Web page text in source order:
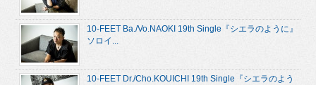
10-FEET Ba./Vo.NAOKI 19th Single『シエラのように』
ソロイ...
10-FEET Dr./Cho.KOUICHI 19th Single『シエラのよう